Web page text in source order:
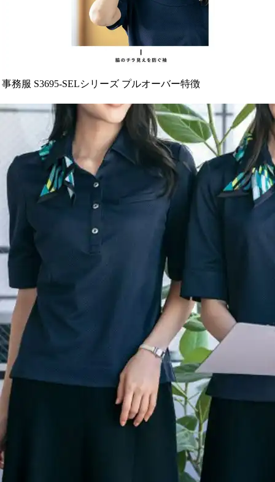
事務服 S3695-SELシリーズ プルオーバー特徴